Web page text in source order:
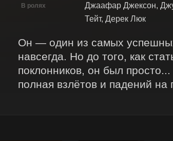
В ролях
Джаафар Джексон,
Тейт, Дерек Люк
Он — один из самых
навсегда. Но до того, как
поклонников, он был
полная взлётов и падений на